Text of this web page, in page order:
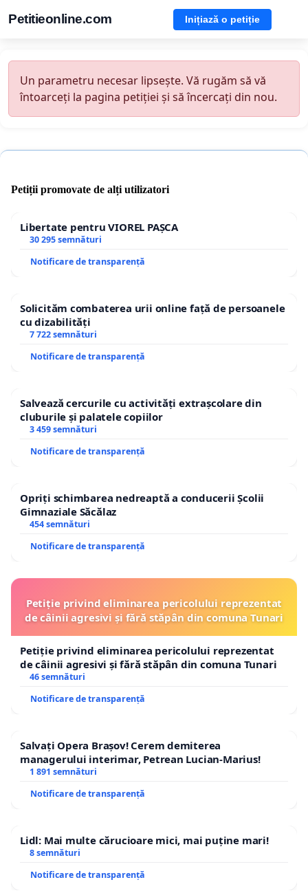
Petitieonline.com Inițiază o petiție
Un parametru necesar lipsește. Vă rugăm să vă
întoarceți la pagina petiției și să încercați din nou.
Petiții promovate de alți utilizatori
Libertate pentru VIOREL PAȘCA
30 295 semnături
Notificare de transparență
Solicităm combaterea urii online față de persoanele
cu dizabilități
7 722 semnături
Notificare de transparență
Salvează cercurile cu activități extrașcolare din
cluburile și palatele copiilor
3 459 semnături
Notificare de transparență
Opriți schimbarea nedreaptă a conducerii Școlii
Gimnaziale Săcălaz
454 semnături
Notificare de transparență
Petiție privind eliminarea pericolului reprezentat
de câinii agresivi și fără stăpân din comuna Tunari
Petiție privind eliminarea pericolului reprezentat
de câinii agresivi și fără stăpân din comuna Tunari
46 semnături
Notificare de transparență
Salvați Opera Brașov! Cerem demiterea
managerului interimar, Petrean Lucian-Marius!
1 891 semnături
Notificare de transparență
Lidl: Mai multe cărucioare mici, mai puține mari!
8 semnături
Notificare de transparență